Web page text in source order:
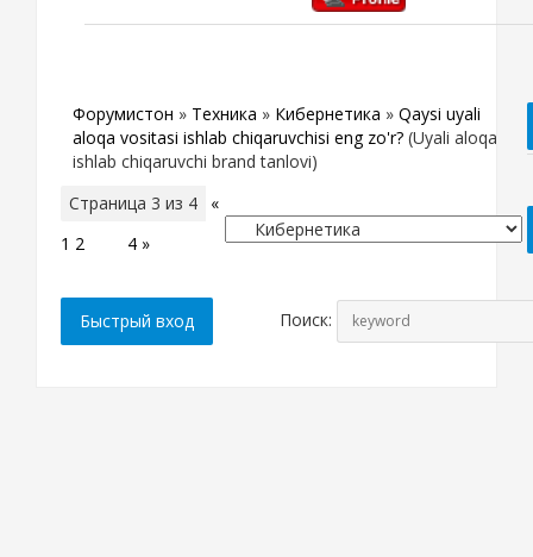
Форумистон » Техника » Кибернетика » Qaysi uyali
aloqa vositasi ishlab chiqaruvchisi eng zo'r? (Uyali aloqa
ishlab chiqaruvchi brand tanlovi)
Страница 3 из 4
«
1 2 4 »
Поиск: